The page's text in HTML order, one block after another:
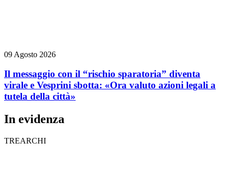
09 Agosto 2026
Il messaggio con il “rischio sparatoria” diventa
virale e Vesprini sbotta: «Ora valuto azioni legali a
tutela della città»
In evidenza
TREARCHI